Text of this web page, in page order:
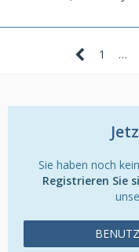
1 …
Sie haben noch
Registrieren Sie